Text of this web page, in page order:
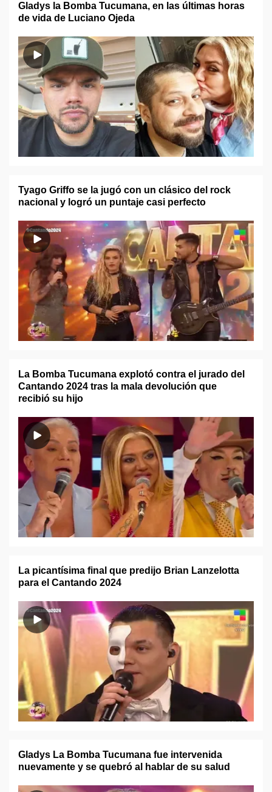
Gladys la Bomba Tucumana, en las últimas horas
de vida de Luciano Ojeda
Tyago Griffo se la jugó con un clásico del rock
nacional y logró un puntaje casi perfecto
La Bomba Tucumana explotó contra el jurado del
Cantando 2024 tras la mala devolución que
recibió su hijo
La picantísima final que predijo Brian Lanzelotta
para el Cantando 2024
Gladys La Bomba Tucumana fue intervenida
nuevamente y se quebró al hablar de su salud